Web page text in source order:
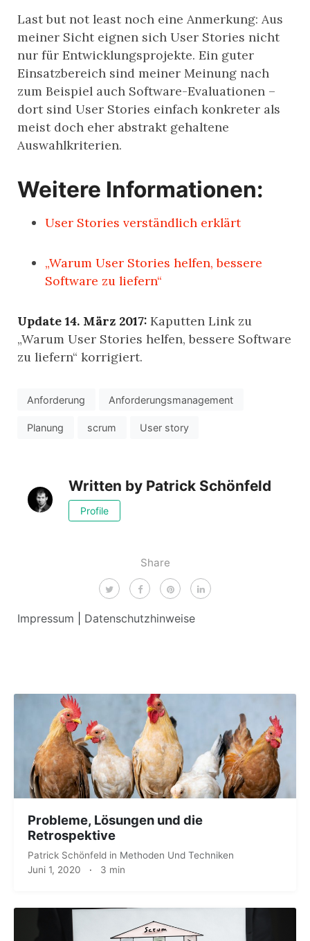
Last but not least noch eine Anmerkung: Aus
meiner Sicht eignen sich User Stories nicht
nur für Entwicklungsprojekte. Ein guter
Einsatzbereich sind meiner Meinung nach
zum Beispiel auch Software-Evaluationen –
dort sind User Stories einfach konkreter als
meist doch eher abstrakt gehaltene
Auswahlkriterien.
Weitere Informationen:
User Stories verständlich erklärt
„Warum User Stories helfen, bessere
Software zu liefern“
Update 14. März 2017: Kaputten Link zu
„Warum User Stories helfen, bessere Software
zu liefern“ korrigiert.
Anforderung Anforderungsmanagement
Planung scrum User story
Written by Patrick Schönfeld
Profile
Share
Impressum Datenschutzhinweise
Probleme, Lösungen und die
Retrospektive
Patrick Schönfeld in Methoden Und Techniken
Juni 1, 2020 · 3 min